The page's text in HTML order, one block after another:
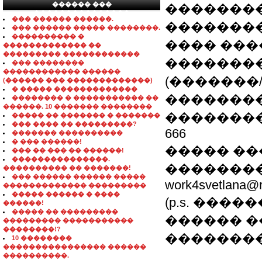
������ ���
���������������
��� ������ ������.
��� ������ ����� ��������.
���������� �
������������� ��
��������� ������������
��� ��������
������������ ������
(������ ��� �������������)
� ����� �������������
�������� � ����������� ��
������. 10 ������� ��������
����� �� ������� � �������
��� ���� �� ���������?
������� ����������
� ��� ������!
��� �� ��� �� ������!
���������������.
���������� �� �������!
��� ������ ������ �����
������������� ���������
����� ������ � ����
������!
����� �� ���������
��������� �����������
��������!?
10 ��������
���������������� ������
����������.
����
666
�����
��������
(p.s.
������